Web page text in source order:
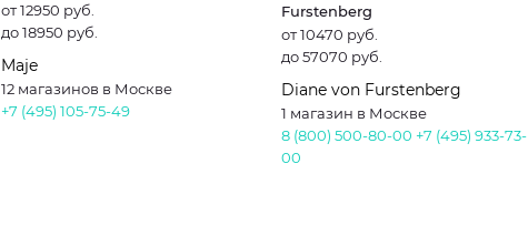
от 12950 руб.
до 18950 руб.
Maje
12 магазинов в Москве
+7 (495) 105-75-49
Furstenberg
от 10470 руб.
до 57070 руб.
Diane von Furstenberg
1 магазин в Москве
8 (800) 500-80-00 +7 (495) 933-73-
00